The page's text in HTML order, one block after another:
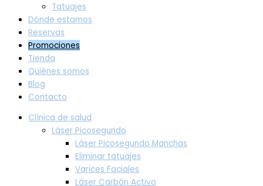
Tatuajes
Dónde estamos
Reservas
Promociones
Tienda
Quiénes somos
Blog
Contacto
Clínica de salud
Láser Picosegundo
Láser Picosegundo Manchas
Eliminar tatuajes
Varices Faciales
Láser Carbón Activo